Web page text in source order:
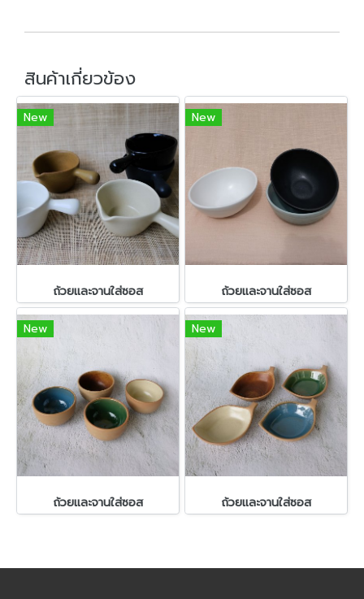
สินค้าเกี่ยวข้อง
New
ถ้วยและจานใส่ซอส
New
ถ้วยและจานใส่ซอส
New
ถ้วยและจานใส่ซอส
New
ถ้วยและจานใส่ซอส